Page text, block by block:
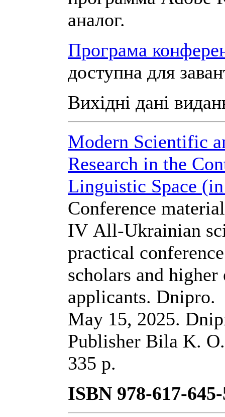
аналог.
Програма
доступна для
Вихідні дані
Modern Scientific
Research in the
Linguistic Space
Conference
IV All-Ukrainian
practical
scholars and higher
applicants. Dnipro.
May 15, 2025.
Publisher Bila K.
335 p.
ISBN 978-617-